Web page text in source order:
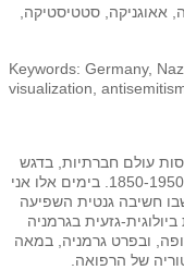
אאוגניקה, סטטיסטיקה,
Keywords: Germany,
visualization,
עולם חברתיות, בדגש
על חשיבה ביולוגית, גזענות וגנטיקה בין השנים 1850-1950. בימים אלו אני
חשיבה גנטית השפיעה
גזעית בגרמניה
ובפרט גרמניה, במאה
של הרפואה.